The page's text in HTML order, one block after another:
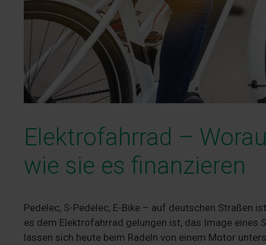
Elektrofahrrad –
wie sie es finanzieren
Pedelec, S-Pedelec, E-Bike – auf deutschen Straßen
es dem Elektrofahrrad gelungen ist, das Image eines
lassen sich heute beim Radeln von einem Motor